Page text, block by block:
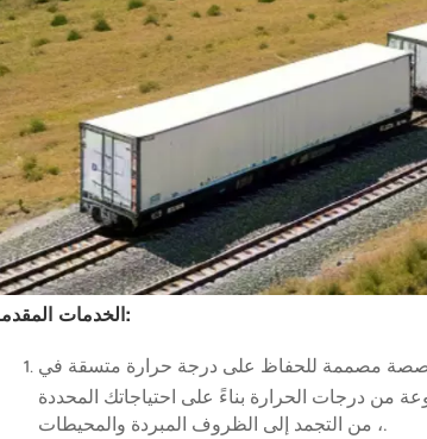
الخدمات المقدمة:
مصممة للحفاظ على درجة حرارة متسقة في
من درجات الحرارة بناءً على احتياجاتك المحددة